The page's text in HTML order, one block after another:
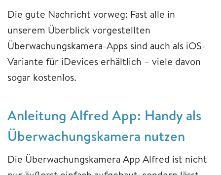
Die gute Nachricht vorweg: Fast alle in
unserem Überblick vorgestellten
Überwachungskamera-Apps sind auch als iOS-
Variante für iDevices erhältlich – viele davon
sogar kostenlos.
Anleitung Alfred App: Handy als
Überwachungskamera nutzen
Die Überwachungskamera App Alfred ist nicht